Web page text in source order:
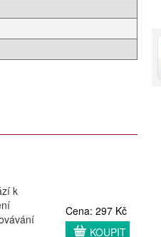
k
Cena: 297 Kč
KOUPIT